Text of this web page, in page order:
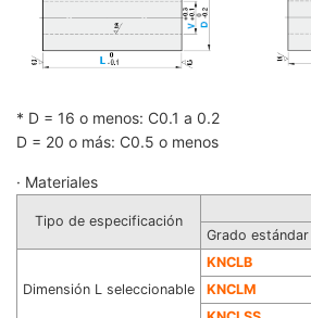
* D = 16 o menos: C0.1 a 0.2
D = 20 o más: C0.5 o menos
· Materiales
Tipo de especificación
Grado estándar
Dimensión L seleccionable
KNCLB
KNCLM